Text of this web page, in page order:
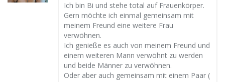
Ich bin Bi und stehe total auf Frauenkörper.
Gern möchte ich einmal gemeinsam mit
meinem Freund eine weitere Frau
verwöhnen.
Ich genieße es auch von meinem Freund und
einem weiteren Mann verwöhnt zu werden
und beide Männer zu verwöhnen.
Oder aber auch gemeinsam mit einem Paar (